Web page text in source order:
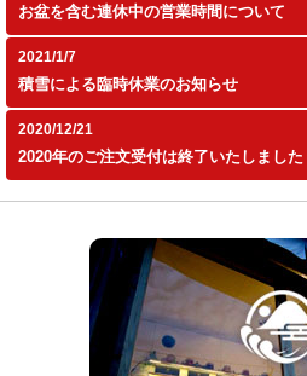
お盆を含む連休中の営業時間について
2021/1/7
積雪による臨時休業のお知らせ
2020/12/21
2020年のご注文受付は終了いたしました